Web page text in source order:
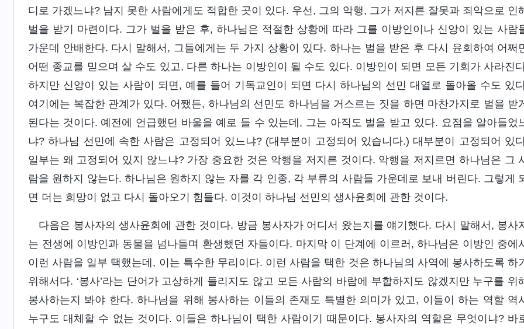
디로 가겠느냐? 남지 못한 사람에게도 적합한 곳이 있다. 우선, 그의 악행, 그가 저지른 잘못과 죄악으로 인
벌을 받기 마련이다. 그가 벌을 받은 후, 하나님은 적절한 상황에 따라 그를 이방인이나 신앙이 있는 사람
가운데 안배한다. 다시 말해서, 그들에게는 두 가지 상황이 있다. 하나는 벌을 받은 후 다시 윤회하여 어쩌
어떤 종교를 믿으며 살 수도 있고, 다른 하나는 이방인이 될 수도 있다. 이방인이 되면 모든 기회가 사라진
하지만 신앙이 있는 사람이 되면, 예를 들어 기독교인이 되면 다시 하나님의 선민 대열로 돌아올 수도 있
여기에는 복잡한 관계가 있다. 어쨌든, 하나님의 선민도 하나님을 거스르는 짓을 하면 마찬가지로 벌을 받
된다는 것이다. 예전에 언급했던 바울을 예로 들 수 있는데, 그는 아직도 벌을 받고 있다. 요점을 알아들었
냐? 하나님 선민에 속한 사람은 고정되어 있느냐? (대부분이 고정되어 있습니다.) 대부분이 고정되어 있
일부는 왜 고정되어 있지 않느냐? 가장 중요한 것은 악행을 저지른 것이다. 악행을 저지르면 하나님은 그
람을 원하지 않는다. 하나님은 원하지 않는 자를 각 인종, 각 부류의 사람들 가운데로 보내 버린다. 그렇게
면 더는 희망이 없고 다시 돌아오기 힘들다. 이것이 하나님 선민의 생사윤회에 관한 것이다.
다음은 봉사자의 생사윤회에 관한 것이다. 방금 봉사자가 어디서 왔는지를 얘기했다. 다시 말해서, 봉사
는 전생에 이방인과 동물을 넘나들며 환생했던 자들이다. 마지막 이 단계에 이르러, 하나님은 이방인 중에
이런 사람을 일부 택했는데, 이는 특수한 무리이다. 이런 사람을 택한 것은 하나님의 사역에 봉사하도록 하
위해서다. ‘봉사’라는 단어가 고상하게 들리지도 않고 모든 사람의 바람에 부합하지도 않겠지만 누구를 위
봉사하는지 봐야 한다. 하나님을 위해 봉사하는 이들의 존재도 특별한 의미가 있고, 이들이 하는 역할 역
누구도 대체할 수 없는 것이다. 이들은 하나님이 택한 사람이기 때문이다. 봉사자의 역할은 무엇이냐? 바